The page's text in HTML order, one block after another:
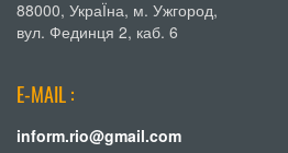
88000, УкраЇна, м. Ужгород,
вул. Фединця 2, каб. 6
E-MAIL :
inform.rio@gmail.com